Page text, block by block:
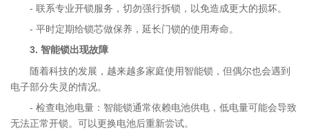
- 联系专业开锁服务，切勿强行拆锁，以免造成更大的损坏。
- 平时定期给锁芯做保养，延长门锁的使用寿命。
3. 智能锁出现故障
随着科技的发展，越来越多家庭使用智能锁，但偶尔也会遇到
电子部分失灵的情况。
- 检查电池电量：智能锁通常依赖电池供电，低电量可能会导致
无法正常开锁。可以更换电池后重新尝试。